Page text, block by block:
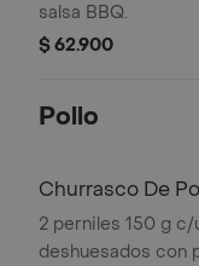
salsa BBQ.
$ 62.900
Pollo
Churrasco De
2 perniles 150 g c/
deshuesados con